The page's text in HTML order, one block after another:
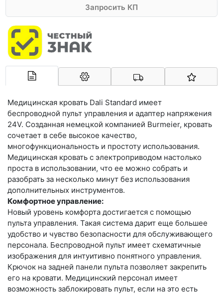
Запросить КП
Медицинская кровать Dali Standard имеет
беспроводной пульт управления и адаптер напряжения
24V. Созданная немецкой компанией Burmeier, кровать
сочетает в себе высокое качество,
многофункциональность и простоту использования.
Медицинская кровать с электроприводом настолько
проста в использовании, что ее можно собрать и
разобрать за несколько минут без использования
дополнительных инструментов.
Комфортное управление:
Новый уровень комфорта достигается с помощью
пульта управления. Такая система дарит еще большее
удобство и чувство безопасности для обслуживающего
персонала. Беспроводной пульт имеет схематичные
изображения для интуитивно понятного управления.
Крючок на задней панели пульта позволяет закрепить
его на кровати. Медицинский персонал имеет
возможность заблокировать пульт, если на это есть